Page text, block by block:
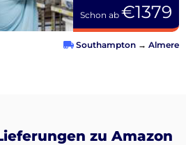
Schon ab €1379
Southampton → Almere
zu Amazon